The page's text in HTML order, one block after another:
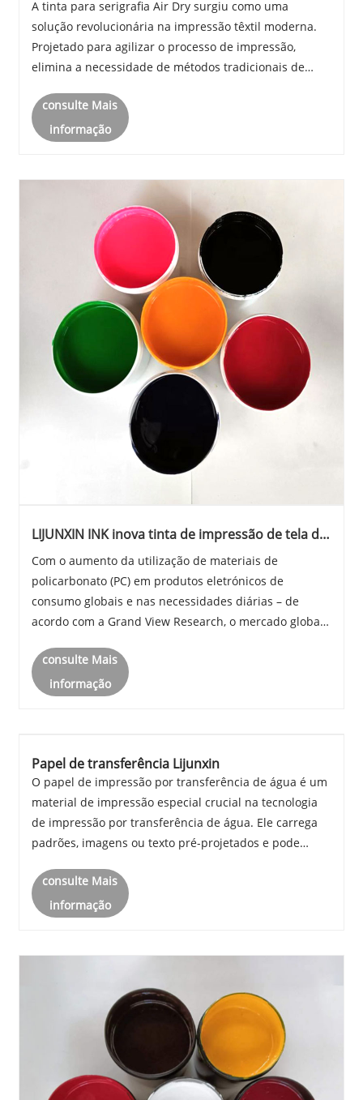
A tinta para serigrafia Air Dry surgiu como uma
solução revolucionária na impressão têxtil moderna.
Projetado para agilizar o processo de impressão,
elimina a necessidade de métodos tradicionais de
qualidade em vários materiais. O foco central deste
arti......
consulte Mais
informação
LIJUNXIN INK inova tinta de impressão de tela de
Com o aumento da utilização de materiais de
policarbonato (PC) em produtos eletrónicos de
consumo globais e nas necessidades diárias – de
acordo com a Grand View Research, o mercado global
de dólares em 2022 – as tecnologias de impressão de
super......
consulte Mais
informação
Papel de transferência Lijunxin
O papel de impressão por transferência de água é um
material de impressão especial crucial na tecnologia
de impressão por transferência de água. Ele carrega
padrões, imagens ou texto pré-projetados e pode
superfícies de substrato, adicionando efei......
consulte Mais
informação